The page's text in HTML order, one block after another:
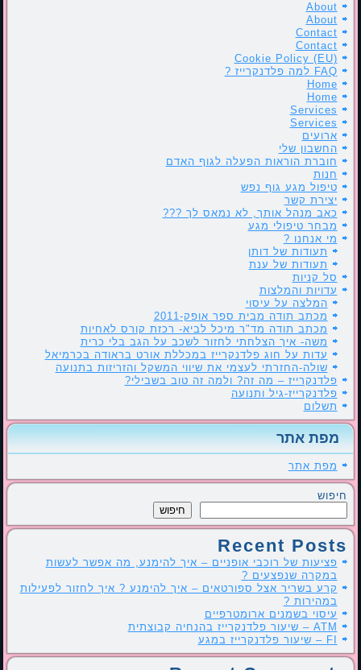
About
About
Contact
Contact
Cookie Policy (EU)
FAQ למה פלדנקרייז ?
Home
Home
Services
Services
ארועים
החשבון שלי
חוברת הוראות הפעלה לגוף האדם
חנות
טיפול מגע גוף נפש
יצירת קשר
כאב מנהל אותך, לא נמאס לך ???
מבחר טיפולי מגע
מי אנחנו ?
תעודות של דותן
תעודות של ענת
סל קניות
עדויות והמלצות
המלצה על עיסוי
מכתב תודה מבית ספר אופק-2011
מכתב תודה מד"ר מיכל לביא- רכזת קורס לאחיות
משה- איך הצלחתי לחזור לשכב על הגב בלי כרית
עדות על חוג פלדנקרייז במכללת אורט בראודה בכרמיאל
שולה-החזרתי לעצמי את שיווי המשקל והזריזות בתנועה
פלדנקרייז – מה זה? ולמה זה טוב בשבילי?
פלדנקרייז-גיל ותנועה
תשלום
מפת אתר
מפת אתר
חיפוש
חיפוש
Recent Posts
פציעות של רוכבי אופניים – איך להימנע, מה אפשר לעשות
במקרה שנפצעים ?
קרע בשריר אצל ספורטאים – איך להימנע ? איך לחזור לפעילות
במהירות ?
עיסוי בשמנים ארומטרפיים
ATM – שיעור פלדנקרייז בהנחיה קבוצתית
FI – שיעור פלדנקרייז במגע